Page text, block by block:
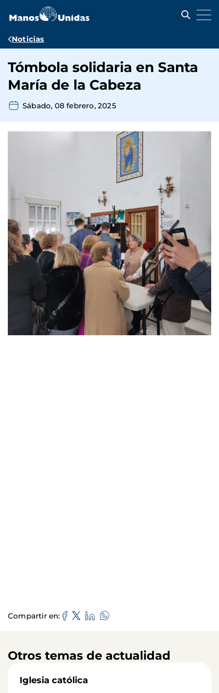
contenido
Ruta
navegación
Noticias
Tómbola solidaria en Santa
María de la Cabeza
Sábado, 08 febrero, 2025
Compartir en
Otros temas de actualidad
Iglesia católica